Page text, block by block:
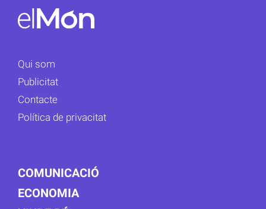
Qui som
Publicitat
Contacte
Política de privacitat
COMUNICACIÓ
ECONOMIA